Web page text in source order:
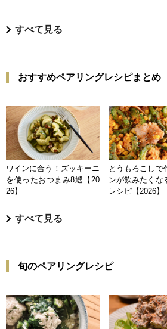
すべて見る
おすすめペアリングレシピまとめ
ワインに合う！ズッキーニ
を使ったおつまみ8選【20
26】
とうもろこし
ンが飲みたくな
レシピ【2026】
すべて見る
旬のペアリングレシピ